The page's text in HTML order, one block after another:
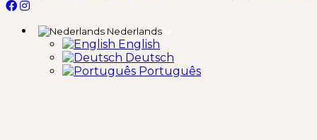
Nederlands
English
Deutsch
Português